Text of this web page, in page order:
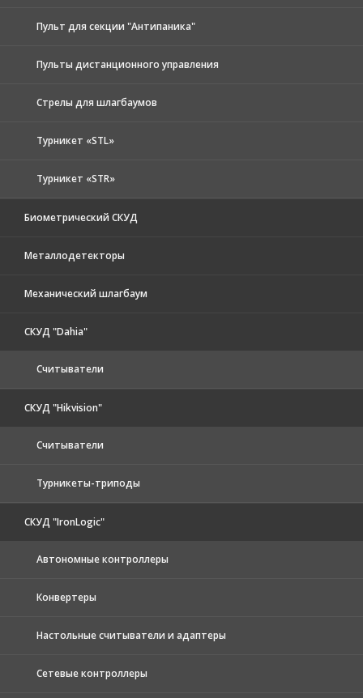
Пульт для секции "Антипаника"
Пульты дистанционного управления
Стрелы для шлагбаумов
Турникет «STL»
Турникет «STR»
Биометрический СКУД
Металлодетекторы
Механический шлагбаум
СКУД "Dahia"
Считыватели
СКУД "Hikvision"
Считыватели
Турникеты-триподы
СКУД "IronLogic"
Автономные контроллеры
Конвертеры
Настольные считыватели и адаптеры
Сетевые контроллеры